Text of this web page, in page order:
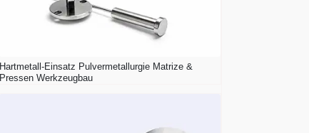
Hartmetall-Einsatz Pulvermetallurgie Matrize &
Pressen Werkzeugbau